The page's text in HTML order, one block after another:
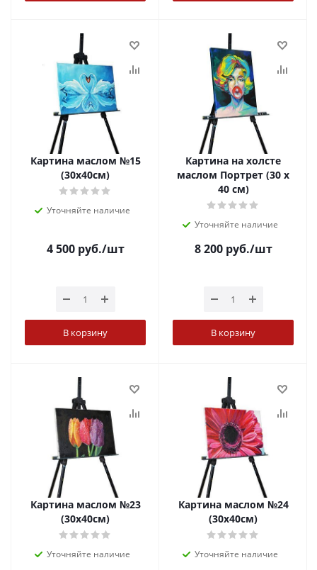
Картина маслом №15
(30х40см)
Уточняйте наличие
4 500руб./шт
В корзину
Картина на холсте
маслом Портрет (30 х
40 см)
Уточняйте наличие
8 200руб./шт
В корзину
Картина маслом №23
(30х40см)
Уточняйте наличие
Картина маслом №24
(30х40см)
Уточняйте наличие